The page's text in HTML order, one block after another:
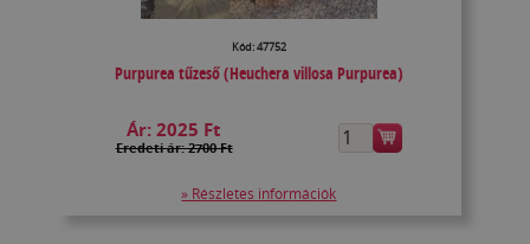
Kód: 47752
Purpurea tűzeső (Heuchera villosa Purpurea)
Ár:2025 Ft
Eredeti ár: 2700 Ft
» Részletes információk